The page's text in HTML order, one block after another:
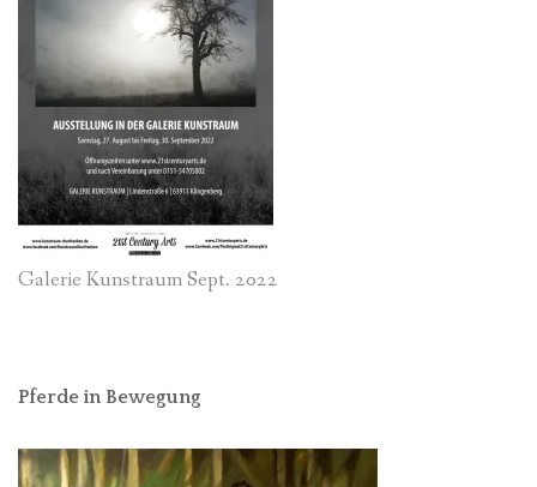
Galerie Kunstraum Sept. 2022
Pferde in Bewegung